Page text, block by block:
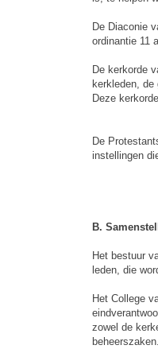
De Diaconie
ordinantie 11
De kerkorde
kerkleden, de
Deze
De
instellingen
B.
Het bestuur
leden, die
Het College
zowel de